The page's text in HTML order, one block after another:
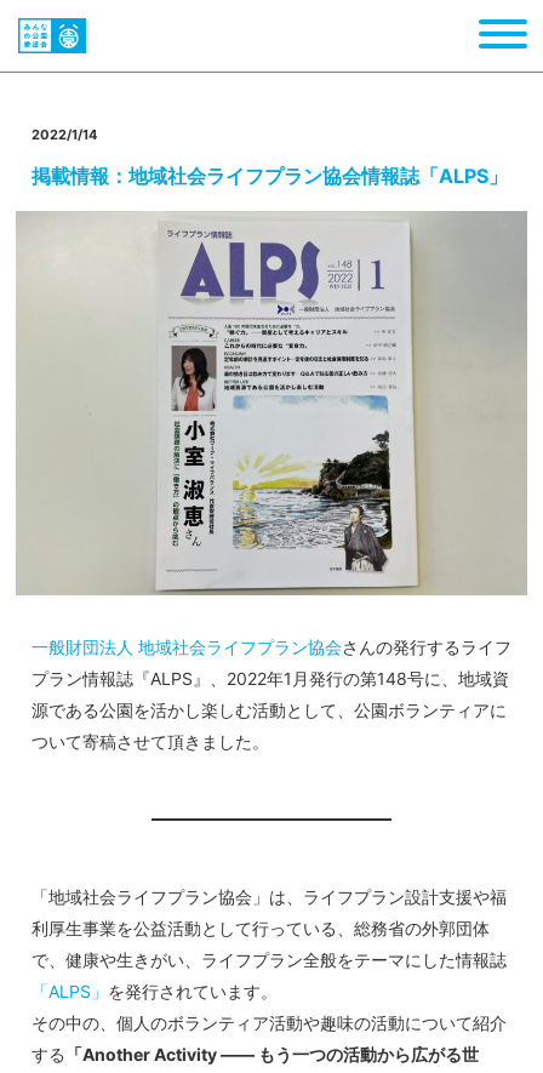
2022/1/14
掲載情報：地域社会ライフプラン協会情報誌「ALPS」
一般財団法人 地域社会ライフプラン協会さんの発行するライフ
プラン情報誌『ALPS』、2022年1月発行の第148号に、地域資
源である公園を活かし楽しむ活動として、公園ボランティアに
ついて寄稿させて頂きました。
「地域社会ライフプラン協会」は、ライフプラン設計支援や福
利厚生事業を公益活動として行っている、総務省の外郭団体
で、健康や生きがい、ライフプラン全般をテーマにした情報誌
「ALPS」 を発行されています。
その中の、個人のボランティア活動や趣味の活動について紹介
する 「Another Activity ―― もう一つの活動から広がる世